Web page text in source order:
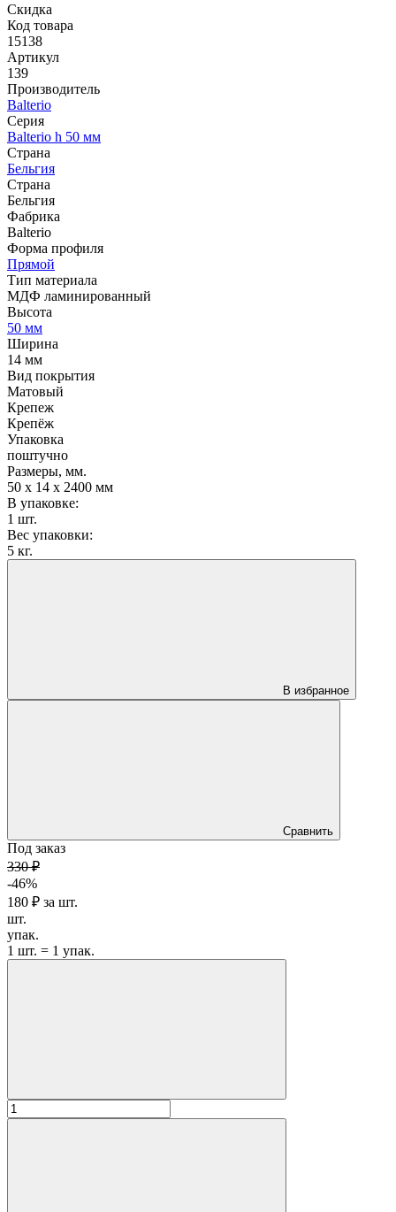
Скидка
Код товара
15138
Артикул
139
Производитель
Balterio
Серия
Balterio h 50 мм
Страна
Бельгия
Страна
Бельгия
Фабрика
Balterio
Форма профиля
Прямой
Тип материала
МДФ ламинированный
Высота
50 мм
Ширина
14 мм
Вид покрытия
Матовый
Крепеж
Крепёж
Упаковка
поштучно
Размеры, мм.
50 х 14 х 2400 мм
В упаковке:
1 шт.
Вес упаковки:
5 кг.
В избранное
Сравнить
Под заказ
330 ₽
-46%
180 ₽ за шт.
шт.
упак.
1 шт. = 1 упак.